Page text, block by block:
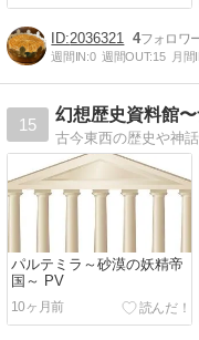
2036321 4
週間IN:0 週間OUT:15 月間
15
幻想歴史資料館
パルテミラ～砂漠の妖精帝
国～ PV
10ヶ月前